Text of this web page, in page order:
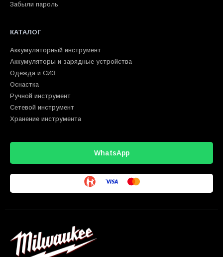
Забыли пароль
КАТАЛОГ
Аккумуляторный инструмент
Аккумуляторы и зарядные устройства
Одежда и СИЗ
Оснастка
Ручной инструмент
Сетевой инструмент
Хранение инструмента
WhatsApp